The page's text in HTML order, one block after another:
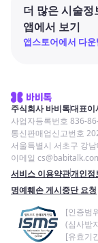
더 많은 시술정
앱에서 보기
앱스토어에서 다운
주식회사 바비톡대표이
사업자등록번호 836-
통신판매업신고번호
서울특별시 서초구 강
이메일
서비스 이용약관개인정
명예훼손 게시중단 요청
[인증범
(심사받
[유효기